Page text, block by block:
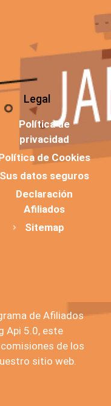
Legal
Política de
privacidad
de Cookies
Sus datos seguros
Declaración
Afiliados
Sitemap
de Afiliados
Api 5.0, este
de los
sitio web.